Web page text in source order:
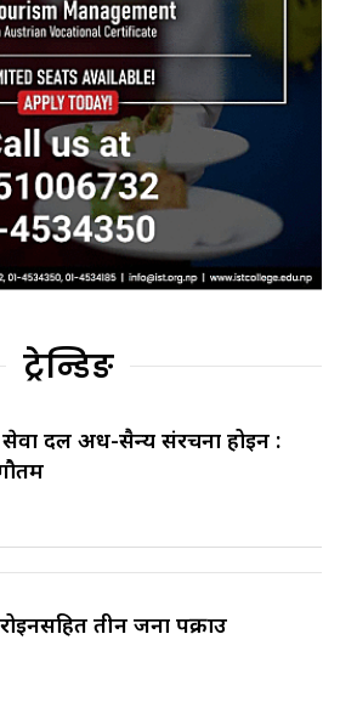
ट्रेन्डिङ
सेवा दल अर्ध-सैन्य संरचना होइन :
तीन जना पक्राउ